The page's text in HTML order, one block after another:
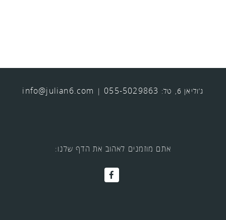
ג’וליאן 6, טל: 055-5029863
|
info@julian6.com
אתם מוזמנים לאהוב את הדף שלנו: